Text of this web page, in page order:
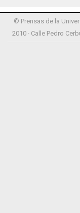
© Prensas de la
2010 · Calle Pedro